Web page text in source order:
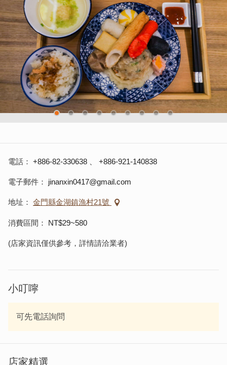
電話 +886-82-330638 +886-921-140838
電子郵件 jinanxin0417@gmail.com
地址 金門縣金湖鎮漁村21號
消費區間 NT$29~580
(店家資訊僅供參考，詳情請洽業者)
小叮嚀
可先電話詢問
店家精選